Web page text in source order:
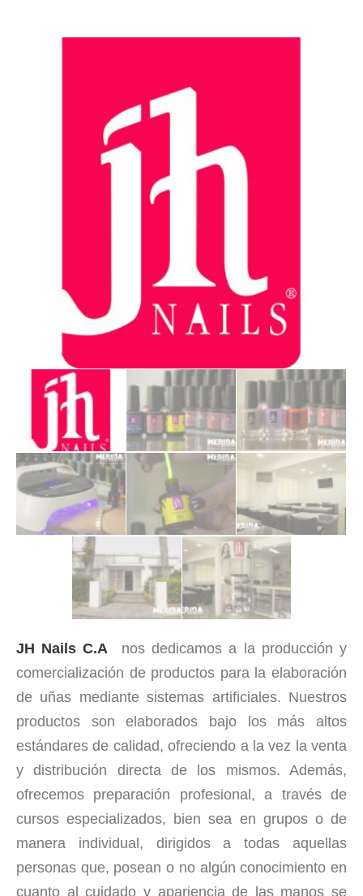
JH Nails C.A nos dedicamos a la producción y
comercialización de productos para la elaboración
de uñas mediante sistemas artificiales. Nuestros
productos son elaborados bajo los más altos
estándares de calidad, ofreciendo a la vez la venta
y distribución directa de los mismos. Además,
ofrecemos preparación profesional, a través de
cursos especializados, bien sea en grupos o de
manera individual, dirigidos a todas aquellas
personas que, posean o no algún conocimiento en
cuanto al cuidado y apariencia de las manos se